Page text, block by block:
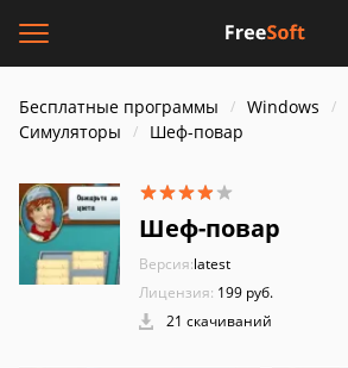
Бесплатные программы Windows
Симуляторы
Шеф-повар
Шеф-повар
Версия:latest
Лицензия: 199 руб.
21 скачиваний